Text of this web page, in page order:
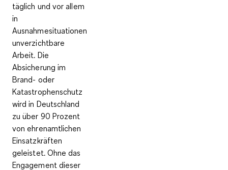
täglich und vor allem
in
Ausnahmesituationen
unverzichtbare
Arbeit. Die
Absicherung im
Brand- oder
Katastrophenschutz
wird in Deutschland
zu über 90 Prozent
von ehrenamtlichen
Einsatzkräften
geleistet. Ohne das
Engagement dieser